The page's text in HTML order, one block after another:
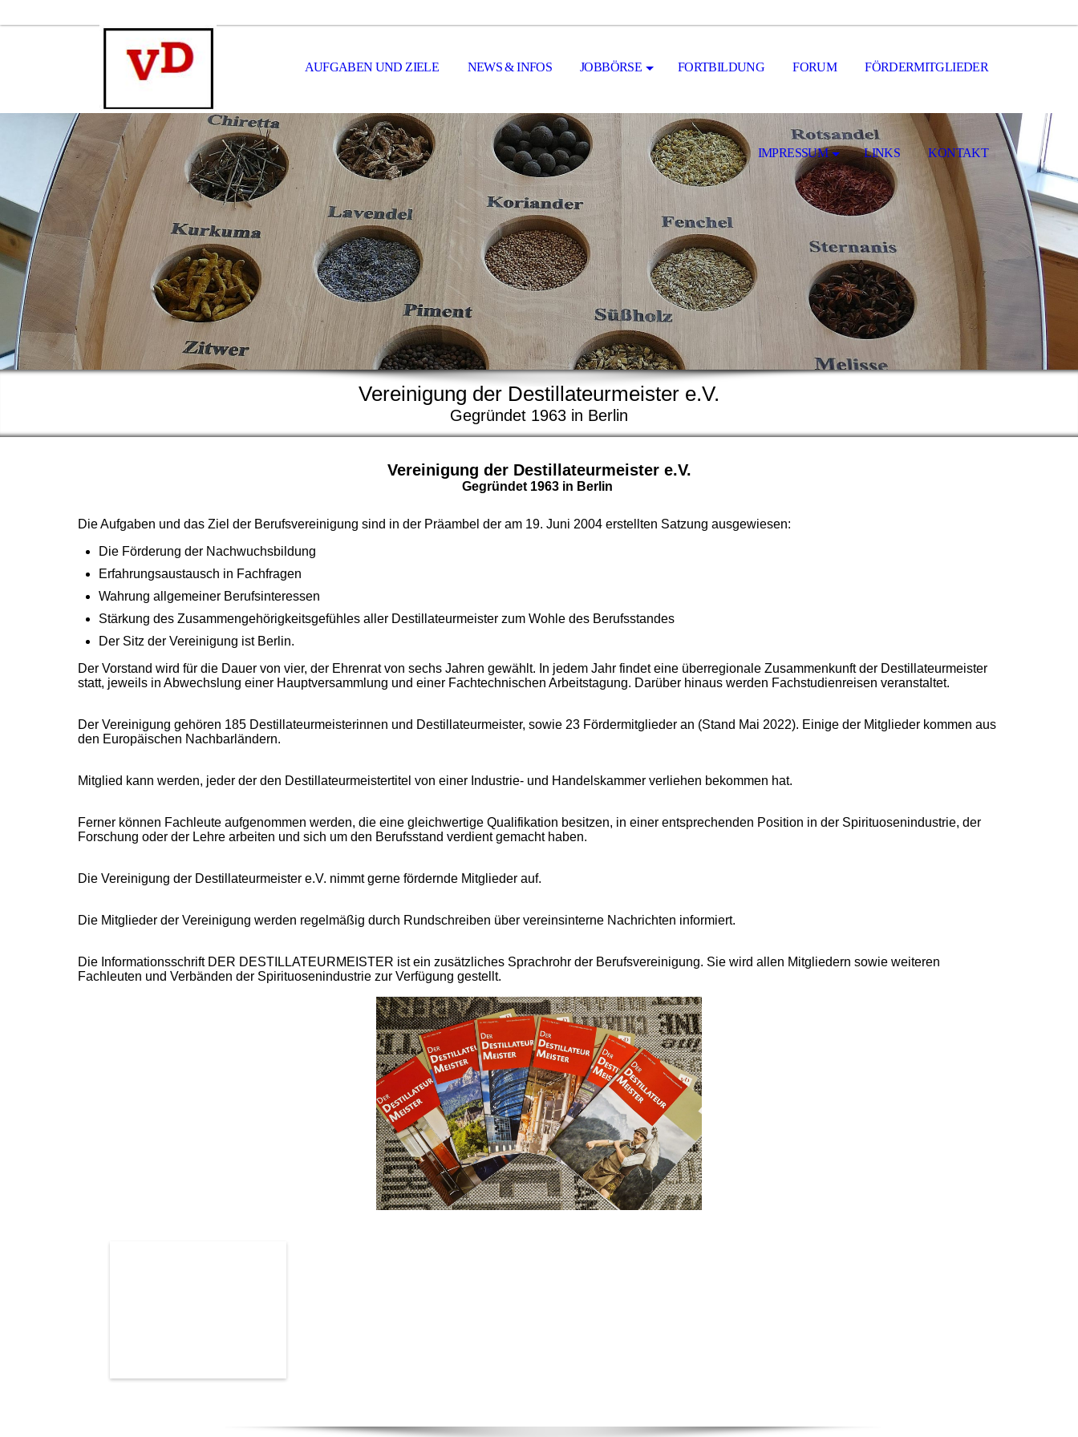
AUFGABEN UND ZIELE NEWS & INFOS JOBBÖRSE FORTBILDUNG FORUM FÖRDERMITGLIEDER
IMPRESSUM LINKS KONTAKT
Vereinigung der Destillateurmeister e.V.
Gegründet 1963 in Berlin
Vereinigung der Destillateurmeister e.V.
Gegründet 1963 in Berlin
Die Aufgaben und das Ziel der Berufsvereinigung sind in der Präambel der am 19. Juni 2004 erstellten Satzung ausgewiesen:
Die Förderung der Nachwuchsbildung
Erfahrungsaustausch in Fachfragen
Wahrung allgemeiner Berufsinteressen
Stärkung des Zusammengehörigkeitsgefühles aller Destillateurmeister zum Wohle des Berufsstandes
Der Sitz der Vereinigung ist Berlin.
Der Vorstand wird für die Dauer von vier, der Ehrenrat von sechs Jahren gewählt. In jedem Jahr findet eine überregionale Zusammenkunft der Destillateurmeister
statt, jeweils in Abwechslung einer Hauptversammlung und einer Fachtechnischen Arbeitstagung. Darüber hinaus werden Fachstudienreisen veranstaltet.
Der Vereinigung gehören 185 Destillateurmeisterinnen und Destillateurmeister, sowie 23 Fördermitglieder an (Stand Mai 2022). Einige der Mitglieder kommen aus
den Europäischen Nachbarländern.
Mitglied kann werden, jeder der den Destillateurmeistertitel von einer Industrie- und Handelskammer verliehen bekommen hat.
Ferner können Fachleute aufgenommen werden, die eine gleichwertige Qualifikation besitzen, in einer entsprechenden Position in der Spirituosenindustrie, der
Forschung oder der Lehre arbeiten und sich um den Berufsstand verdient gemacht haben.
Die Vereinigung der Destillateurmeister e.V. nimmt gerne fördernde Mitglieder auf.
Die Mitglieder der Vereinigung werden regelmäßig durch Rundschreiben über vereinsinterne Nachrichten informiert.
Die Informationsschrift DER DESTILLATEURMEISTER ist ein zusätzliches Sprachrohr der Berufsvereinigung. Sie wird allen Mitgliedern sowie weiteren
Fachleuten und Verbänden der Spirituosenindustrie zur Verfügung gestellt.